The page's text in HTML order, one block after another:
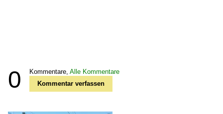
0 Kommentare, Alle Kommentare
Kommentar verfassen